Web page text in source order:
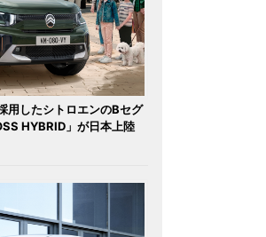
用したシトロエンのBセグ
HYBRID」が日本上陸